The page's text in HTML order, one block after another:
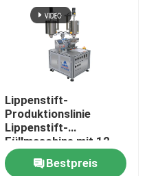
Lippenstift-
Produktionslinie
Lippenstift-
Füllmaschine mit 12
Düsen 380 ((220) V /
50HZ
Bestpreis